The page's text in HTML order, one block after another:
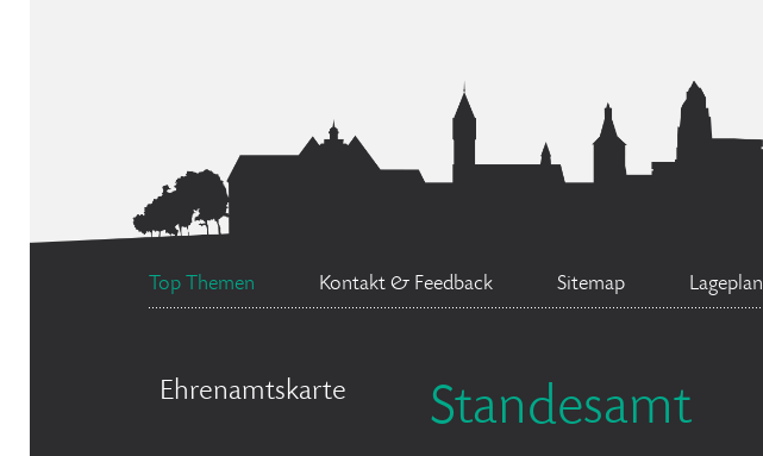
Top Themen Kontakt & Feedback Sitemap Lageplan
Ehrenamtskarte Standesamt